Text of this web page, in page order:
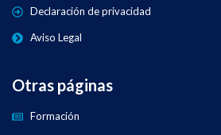
Declaración de privacidad
Aviso Legal
Otras páginas
Formación